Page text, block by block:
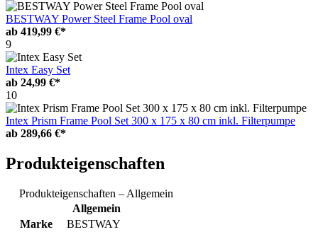
BESTWAY Power Steel Frame Pool oval
ab 419,99 €*
9
Intex Easy Set
ab 24,99 €*
10
Intex Prism Frame Pool Set 300 x 175 x 80 cm inkl. Filterpumpe
ab 289,66 €*
Produkteigenschaften
Produkteigenschaften – Allgemein
Allgemein
Marke
BESTWAY